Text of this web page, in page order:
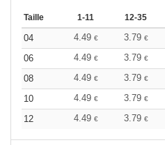
Taille 1-11 12-35
04 4.49 € 3.79 €
06
4.49 € 3.79 €
08
4.49 € 3.79 €
10
4.49 € 3.79 €
12
4.49 € 3.79 €